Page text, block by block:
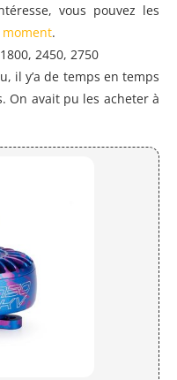
vous pouvez les
moment.
2450, 2750
il y’a de temps en temps
On avait pu les acheter à